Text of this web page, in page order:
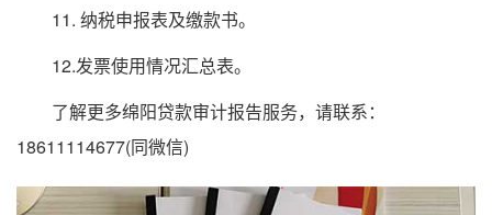
11. 纳税申报表及缴款书。
12.发票使用情况汇总表。
了解更多绵阳贷款审计报告服务，请联系：
18611114677(同微信)